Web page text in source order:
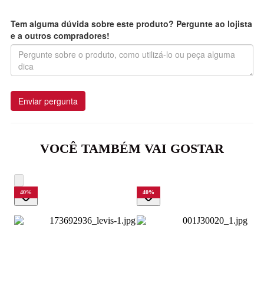
Tem alguma dúvida sobre este produto? Pergunte ao lojista
e a outros compradores!
Enviar pergunta
VOCÊ TAMBÉM VAI GOSTAR
40% 40%